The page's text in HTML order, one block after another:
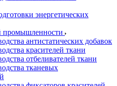
энергетических
промышленности
антистатических добавок
красителей ткани
отбеливателей ткани
тканевых